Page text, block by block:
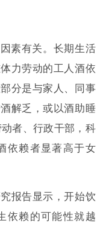
素有关。长期生活
力劳动的工人酒依
分是与家人、同事
解乏，或以酒助睡
者、行政干部，科
依赖者显著高于女
报告显示，开始饮
依赖的可能性就越